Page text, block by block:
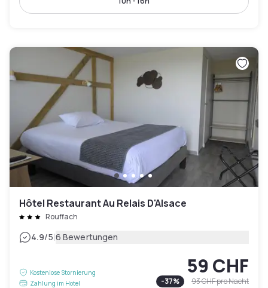
Hôtel Restaurant Au Relais D'Alsace
Rouffach
4.9/5|6 Bewertungen
Kostenlose Stornierung
Zahlung im Hotel
59 CHF
-37% 93 CHFpro Nacht